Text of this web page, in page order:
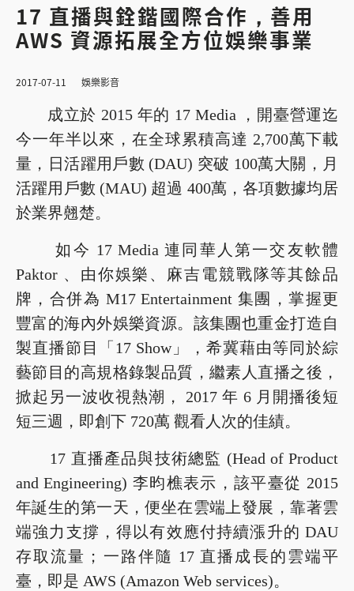
17 直播與銓鍇國際合作，善用
AWS 資源拓展全方位娛樂事業
2017-07-11 娛樂影音
成立於 2015 年的 17 Media ，開臺營運迄
今一年半以來，在全球累積高達 2,700萬下載
量，日活躍用戶數 (DAU) 突破 100萬大關，月
活躍用戶數 (MAU) 超過 400萬，各項數據均居
於業界翹楚。
如今 17 Media 連同華人第一交友軟體
Paktor 、由你娛樂、麻吉電競戰隊等其餘品
牌，合併為 M17 Entertainment 集團，掌握更
豐富的海內外娛樂資源。該集團也重金打造自
製直播節目「17 Show」，希冀藉由等同於綜
藝節目的高規格錄製品質，繼素人直播之後，
掀起另一波收視熱潮， 2017 年 6 月開播後短
短三週，即創下 720萬 觀看人次的佳績。
17 直播產品與技術總監 (Head of Product
and Engineering) 李昀樵表示，該平臺從 2015
年誕生的第一天，便坐在雲端上發展，靠著雲
端強力支撐，得以有效應付持續漲升的 DAU
存取流量；一路伴隨 17 直播成長的雲端平
臺，即是 AWS (Amazon Web services)。